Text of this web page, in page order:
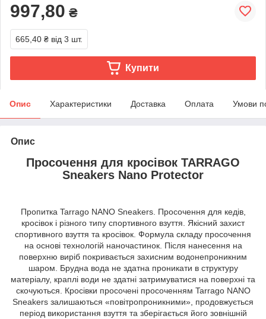
997,80 ₴
665,40 ₴ від 3 шт.
Купити
Опис Характеристики Доставка Оплата Умови
Опис
Просочення для кросівок TARRAGO
Sneakers Nano Protector
Пропитка Tarrago NANO Sneakers. Просочення для кедів,
кросівок і різного типу спортивного взуття. Якісний захист
спортивного взуття та кросівок. Формула складу просочення
на основі технологій наночастинок. Після нанесення на
поверхню виріб покривається захисним водонепроникним
шаром. Брудна вода не здатна проникати в структуру
матеріалу, краплі води не здатні затримуватися на поверхні та
скочуються. Кросівки просочені просоченням Tarrago NANO
Sneakers залишаються «повітропроникними», продовжується
період використання взуття та зберігається його зовнішній